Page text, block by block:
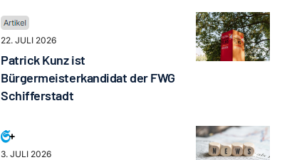
22. JULI 2026
Patrick Kunz ist
Bürgermeisterkandidat der FWG
Schifferstadt
3. JULI 2026